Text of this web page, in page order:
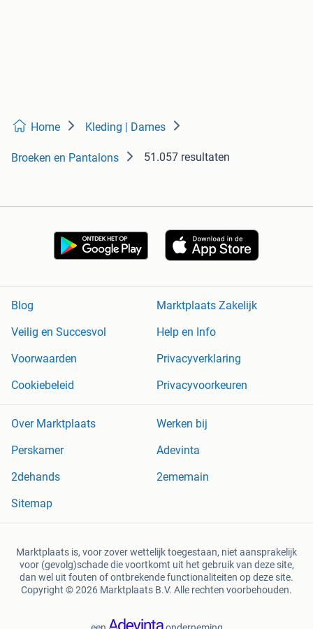
Home Kleding | Dames
Broeken en Pantalons 51.057 resultaten
Blog
Marktplaats Zakelijk
Veilig en Succesvol
Help en Info
Voorwaarden
Privacyverklaring
Cookiebeleid
Privacyvoorkeuren
Over Marktplaats
Werken bij
Perskamer
Adevinta
2dehands
2ememain
Sitemap
Marktplaats is, voor zover wettelijk toegestaan, niet aansprakelijk
voor (gevolg)schade die voortkomt uit het gebruik van deze site,
dan wel uit fouten of ontbrekende functionaliteiten op deze site.
Copyright © 2026 Marktplaats B.V. Alle rechten voorbehouden.